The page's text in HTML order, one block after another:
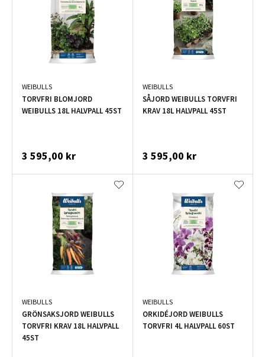
WEIBULLS
TORVFRI BLOMJORD
WEIBULLS 18L HALVPALL 45ST
3 595,00 kr
WEIBULLS
SÅJORD WEIBULLS TORVFRI
KRAV 18L HALVPALL 45ST
3 595,00 kr
WEIBULLS
GRÖNSAKSJORD WEIBULLS
TORVFRI KRAV 18L HALVPALL
45ST
WEIBULLS
ORKIDÉJORD WEIBULLS
TORVFRI 4L HALVPALL 60ST